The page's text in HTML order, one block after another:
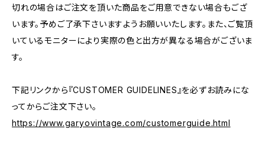
切れの場合はご注文を頂いた商品をご用意できない場合もござ
います。予めご了承下さいますようお願いいたします。また、ご覧頂
いているモニターにより実際の色と出方が異なる場合がございま
す。
下記リンクから『CUSTOMER GUIDELINES』を必ずお読みにな
ってからご注文下さい。
https://www.garyovintage.com/customerguide.html